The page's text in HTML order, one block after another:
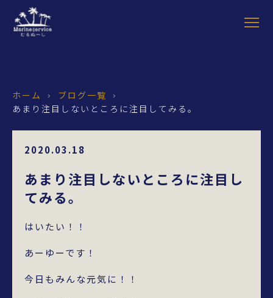
ホーム › ブログ一覧 ›
あまり注目しないところに注目してみる。
2020.03.18
あまり注目しないところに注目し
てみる。
はいたい！！
あーゆーです！
今日もみんな元気に！！